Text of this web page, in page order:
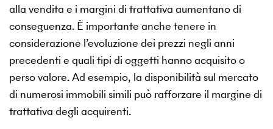
alla vendita e i margini di trattativa aumentano di
conseguenza. È importante anche tenere in
considerazione l’evoluzione dei prezzi negli anni
precedenti e quali tipi di oggetti hanno acquisito o
perso valore. Ad esempio, la disponibilità sul mercato
di numerosi immobili simili può rafforzare il margine di
trattativa degli acquirenti.